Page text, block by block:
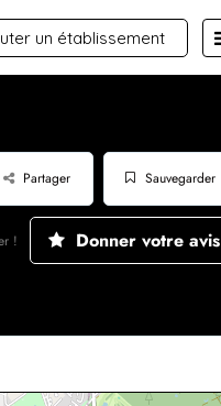
un établissement
Sauvegarder
Partager
! Donner votre avis